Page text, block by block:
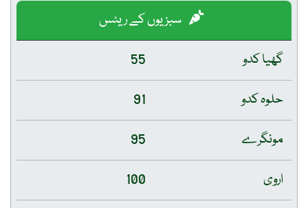
سبزیوں کے ریٹس
گھیا کدو
55
حلوہ کدو
91
مونگرے
95
اروی
100